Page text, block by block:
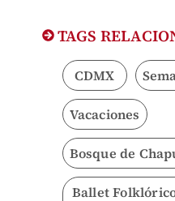
TAGS
CDMX
Vacaciones
Bosque de
Ballet